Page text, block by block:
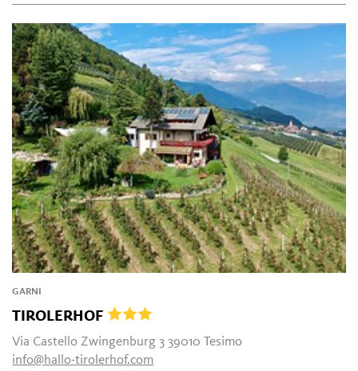
GARNI
TIROLERHOF
Via Castello Zwingenburg 3 39010 Tesimo
info@hallo-tirolerhof.com